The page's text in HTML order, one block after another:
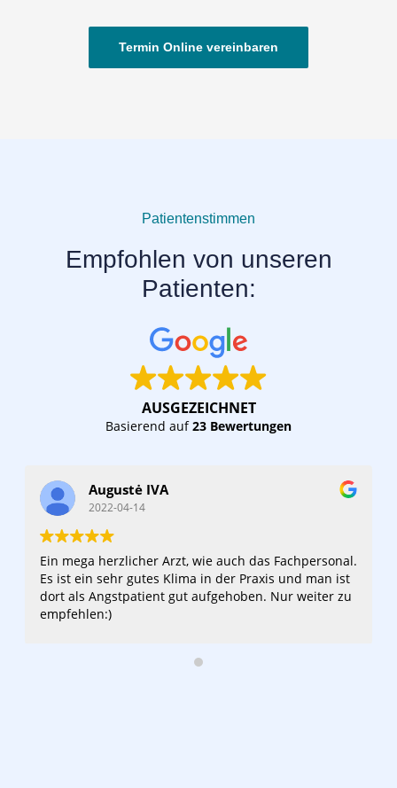
Termin Online vereinbaren
Patientenstimmen
Empfohlen von unseren
Patienten:
AUSGEZEICHNET
Basierend auf23 Bewertungen
Augustė IVA
2022-04-14
Ein mega herzlicher Arzt, wie auch das Fachpersonal.
Es ist ein sehr gutes Klima in der Praxis und man ist
dort als Angstpatient gut aufgehoben. Nur weiter zu
empfehlen:)